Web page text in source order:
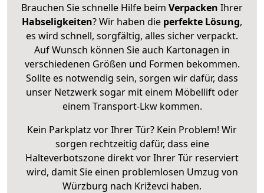
Brauchen Sie schnelle Hilfe beim Verpacken Ihrer
Habseligkeiten? Wir haben die perfekte Lösung,
es wird schnell, sorgfältig, alles sicher verpackt.
Auf Wunsch können Sie auch Kartonagen in
verschiedenen Größen und Formen bekommen.
Sollte es notwendig sein, sorgen wir dafür, dass
unser Netzwerk sogar mit einem Möbellift oder
einem Transport-Lkw kommen.
Kein Parkplatz vor Ihrer Tür? Kein Problem! Wir
sorgen rechtzeitig dafür, dass eine
Halteverbotszone direkt vor Ihrer Tür reserviert
wird, damit Sie einen problemlosen Umzug von
Würzburg nach Križevci haben.